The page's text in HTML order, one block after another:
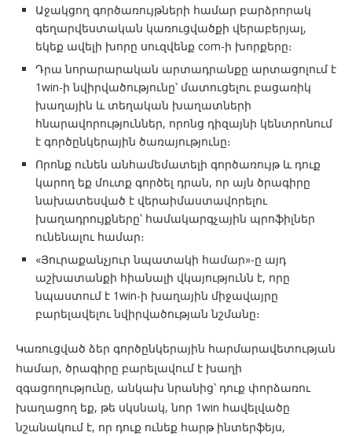
Աջակցող գործառույթների համար բարձրորակ
գեղարվեստական ​​​​կառուցվածքի վերաբերյալ,
եկեք ավելի խորը սուզվենք com-ի խորքերը։
Դրա նորարարական արտադրանքը արտացոլում է
1win-ի նվիրվածությունը՝ մատուցելու բացառիկ
խաղային և տեղական խաղատների
հնարավորություններ, որոնց դիզայնի կենտրոնում
է գործընկերային ծառայությունը։
Որոնք ունեն անհամեմատելի գործառույթ և դուք
կարող եք մուտք գործել դրան, որ այն ծրագիրը
նախատեսված է վերաիմաստավորելու
խաղադրույքները՝ համակարգչային պրոֆիլներ
ունենալու համար։
«Յուրաքանչյուր նպատակի համար»-ը այդ
աշխատանքի հիանալի վկայությունն է, որը
նպաստում է 1win-ի խաղային միջավայրը
բարելավելու նվիրվածության նշմանը։
Կառուցված ձեր գործընկերային հարմարավետության
համար, ծրագիրը բարելավում է խաղի
զգացողությունը, անկախ նրանից՝ դուք փորձառու
խաղացող եք, թե սկսնակ, նոր 1win հավելվածը
նշանակում է, որ դուք ունեք հարթ ինտերֆեյս,